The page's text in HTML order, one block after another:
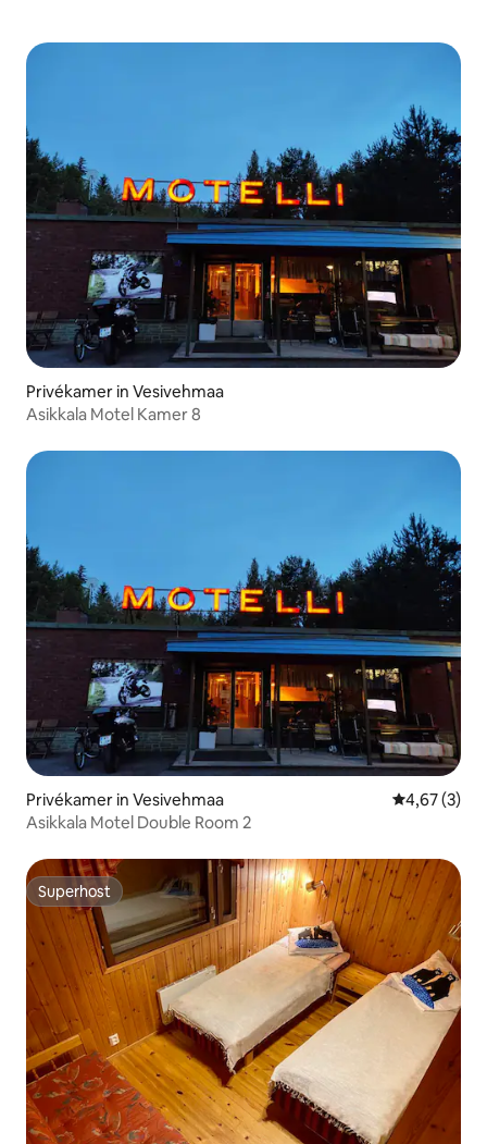
Privékamer in Vesivehmaa
Asikkala Motel Kamer 8
Privékamer in Vesivehmaa
4,67 (3)
Asikkala Motel Double Room 2
Superhost
Superhost